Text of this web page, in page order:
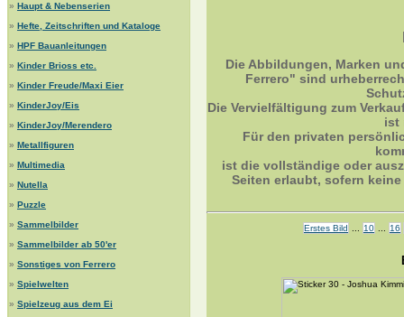
» Haupt & Nebenserien
» Hefte, Zeitschriften und Kataloge
» HPF Bauanleitungen
» Kinder Brioss etc.
» Kinder Freude/Maxi Eier
» KinderJoy/Eis
» KinderJoy/Merendero
» Metallfiguren
» Multimedia
» Nutella
» Puzzle
» Sammelbilder
» Sammelbilder ab 50'er
» Sonstiges von Ferrero
» Spielwelten
» Spielzeug aus dem Ei
Die Abbildungen, Marken
Ferrero" sind
Die Vervielfältigung zum
ist
Für den privaten
ist die vollständige oder
Seiten erlaubt, sofern
Erstes Bild 10 16